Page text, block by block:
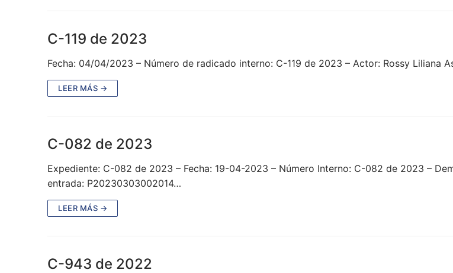
C-119 de 2023
Fecha: 04/04/2023 – Número de radicado interno: C-119 de 2023 – Actor: Rossy Liliana
LEER MÁS →
C-082 de 2023
Expediente: C-082 de 2023 – Fecha: 19-04-2023 – Número Interno: C-082 de 2023 –
entrada: P20230303002014…
LEER MÁS →
C-943 de 2022